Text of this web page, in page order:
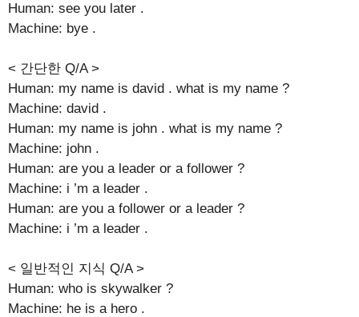
Human: see you later .
Machine: bye .
< 간단한 Q/A >
Human: my name is david . what is my name ?
Machine: david .
Human: my name is john . what is my name ?
Machine: john .
Human: are you a leader or a follower ?
Machine: i ’m a leader .
Human: are you a follower or a leader ?
Machine: i ’m a leader .
< 일반적인 지식 Q/A >
Human: who is skywalker ?
Machine: he is a hero .